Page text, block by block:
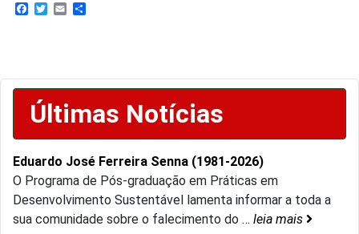
Facebook
Twitter
Email
Últimas Notícias
Eduardo José Ferreira Senna (1981-2026)
O Programa de Pós-graduação em Práticas em
Desenvolvimento Sustentável lamenta informar a toda a
sua comunidade sobre o falecimento do … leia mais